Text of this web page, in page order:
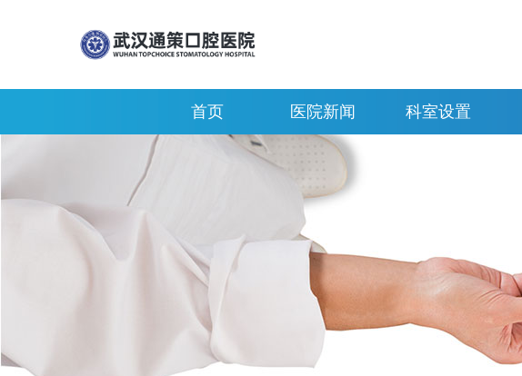
首页 医院新闻 科室设置